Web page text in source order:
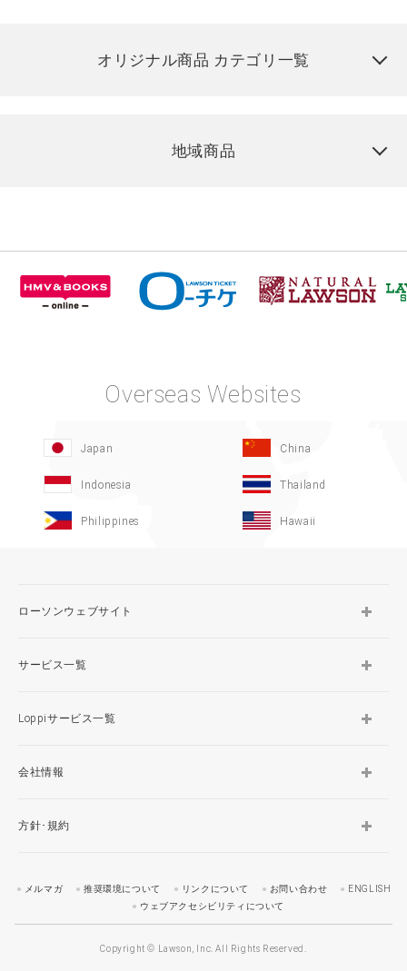
オリジナル商品 カテゴリ一覧
地域商品
Overseas Websites
Japan China
Indonesia Thailand
Philippines Hawaii
ローソンウェブサイト
サービス一覧
Loppiサービス一覧
会社情報
方針･規約
メルマガ 推奨環境について リンクについて お問い合わせ
ENGLISH
ウェブアクセシビリティについて
Copyright © Lawson, Inc. All Rights Reserved.